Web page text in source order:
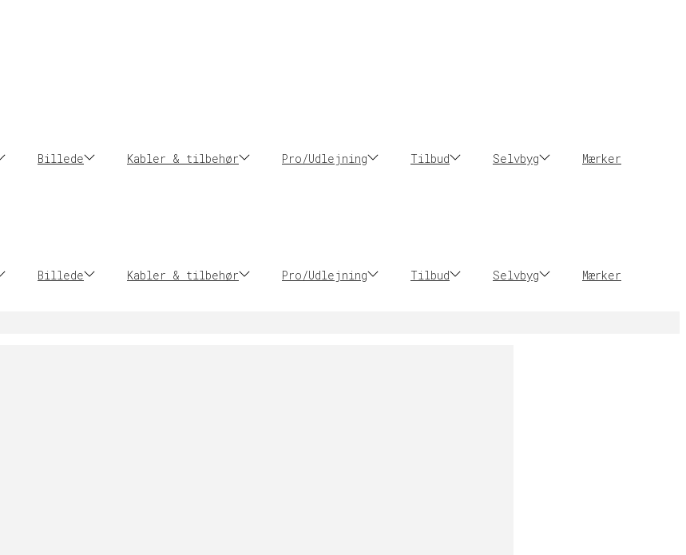
Billede Kabler & tilbehør Pro/Udlejning Tilbud Selvbyg Mærker
Billede Kabler & tilbehør Pro/Udlejning Tilbud Selvbyg Mærker